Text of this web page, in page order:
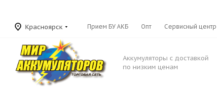
Красноярск Прием БУ АКБ Опт Сервисный центр
Аккумуляторы с доставкой
по низким ценам